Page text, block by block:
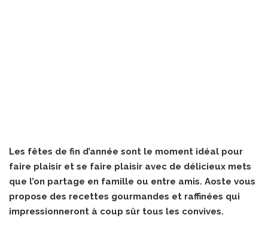
Les fêtes de fin d’année sont le moment idéal pour
faire plaisir et se faire plaisir avec de délicieux mets
que l’on partage en famille ou entre amis. Aoste vous
propose des recettes gourmandes et raffinées qui
impressionneront à coup sûr tous les convives.